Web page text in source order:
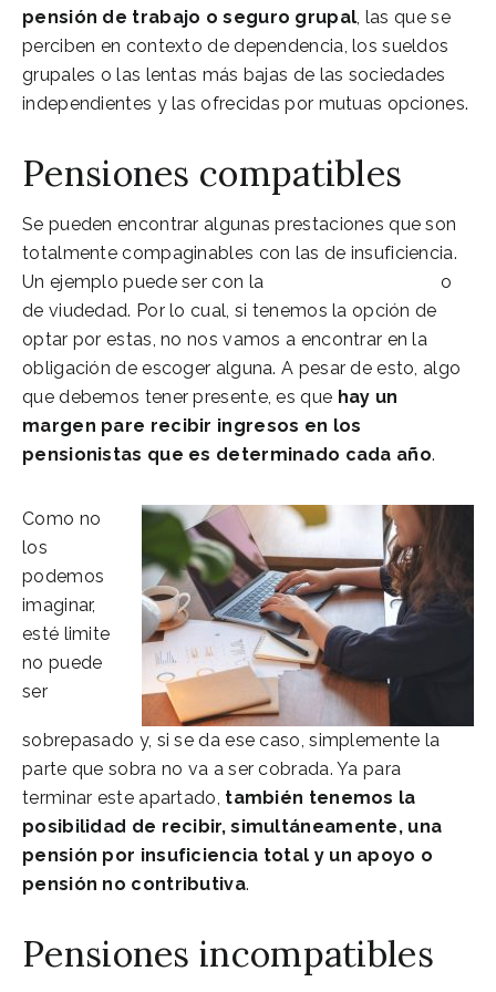
pensión de trabajo o seguro grupal, las que se
perciben en contexto de dependencia, los sueldos
grupales o las lentas más bajas de las sociedades
independientes y las ofrecidas por mutuas opciones.
Pensiones compatibles
Se pueden encontrar algunas prestaciones que son
totalmente compaginables con las de insuficiencia.
Un ejemplo puede ser con la
o
de viudedad. Por lo cual, si tenemos la opción de
optar por estas, no nos vamos a encontrar en la
obligación de escoger alguna. A pesar de esto, algo
que debemos tener presente, es que hay un
margen pare recibir ingresos en los
pensionistas que es determinado cada año.
Como no
los
podemos
imaginar,
esté limite
no puede
ser
sobrepasado y, si se da ese caso, simplemente la
parte que sobra no va a ser cobrada. Ya para
terminar este apartado, también tenemos la
posibilidad de recibir, simultáneamente, una
pensión por insuficiencia total y un apoyo o
pensión no contributiva.
Pensiones incompatibles